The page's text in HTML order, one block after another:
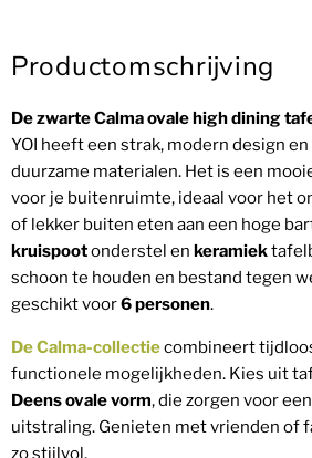
Productomschrijving
De zwarte Calma ovale high dining
YOI heeft een strak, modern design
duurzame materialen. Het is een
voor je buitenruimte, ideaal voor het
of lekker buiten eten aan een hoge
kruispootonderstel en keramiek
schoon te houden en bestand tegen
geschikt voor6 personen.
De Calma-collectiecombineert
functionele mogelijkheden. Kies uit
Deens ovale vorm, die zorgen voor
uitstraling. Genieten met vrienden of
zo stijlvol.